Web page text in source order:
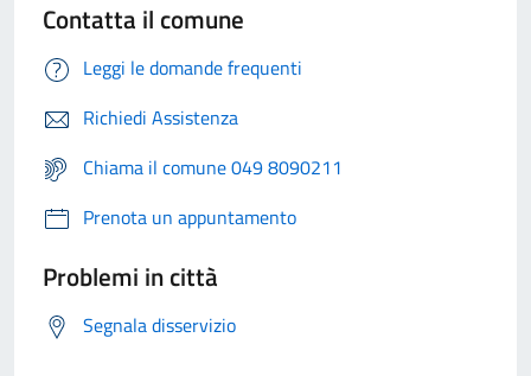
Contatta il comune
Leggi le domande frequenti
Richiedi Assistenza
Chiama il comune 049 8090211
Prenota un appuntamento
Problemi in città
Segnala disservizio